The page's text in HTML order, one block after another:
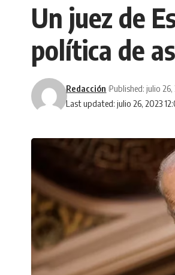
Un juez de
política de
Last updated: julio 26, 2023
Redacción Published: julio 26,